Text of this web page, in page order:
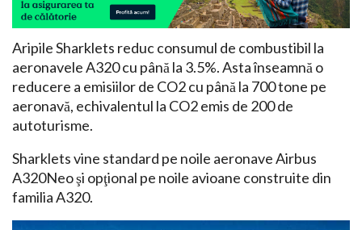
Aripile Sharklets reduc consumul de combustibil la
aeronavele A320 cu până la 3.5%. Asta înseamnă o
reducere a emisiilor de CO2 cu până la 700 tone pe
aeronavă, echivalentul la CO2 emis de 200 de
autoturisme.
Sharklets vine standard pe noile aeronave Airbus
A320Neo şi opţional pe noile avioane construite din
familia A320.